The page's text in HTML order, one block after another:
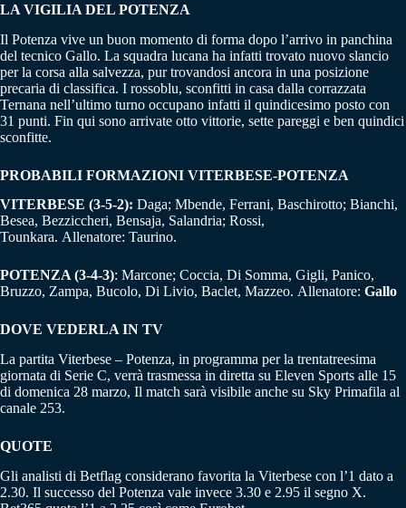
LA VIGILIA DEL POTENZA
Il Potenza vive un buon momento di forma dopo l’arrivo in panchina
del tecnico Gallo. La squadra lucana ha infatti trovato nuovo slancio
per la corsa alla salvezza, pur trovandosi ancora in una posizione
precaria di classifica. I rossoblu, sconfitti in casa dalla corrazzata
Ternana nell’ultimo turno occupano infatti il quindicesimo posto con
31 punti. Fin qui sono arrivate otto vittorie, sette pareggi e ben quindici
sconfitte.
PROBABILI FORMAZIONI VITERBESE-POTENZA
VITERBESE (3-5-2): Daga; Mbende, Ferrani, Baschirotto; Bianchi,
Besea, Bezziccheri, Bensaja, Salandria; Rossi,
Tounkara. Allenatore: Taurino.
POTENZA (3-4-3): Marcone; Coccia, Di Somma, Gigli, Panico,
Bruzzo, Zampa, Bucolo, Di Livio, Baclet, Mazzeo. Allenatore: Gallo
DOVE VEDERLA IN TV
La partita Viterbese – Potenza, in programma per la trentatreesima
giornata di Serie C, verrà trasmessa in diretta su Eleven Sports alle 15
di domenica 28 marzo, Il match sarà visibile anche su Sky Primafila al
canale 253.
QUOTE
Gli analisti di Betflag considerano favorita la Viterbese con l’1 dato a
2.30. Il successo del Potenza vale invece 3.30 e 2.95 il segno X.